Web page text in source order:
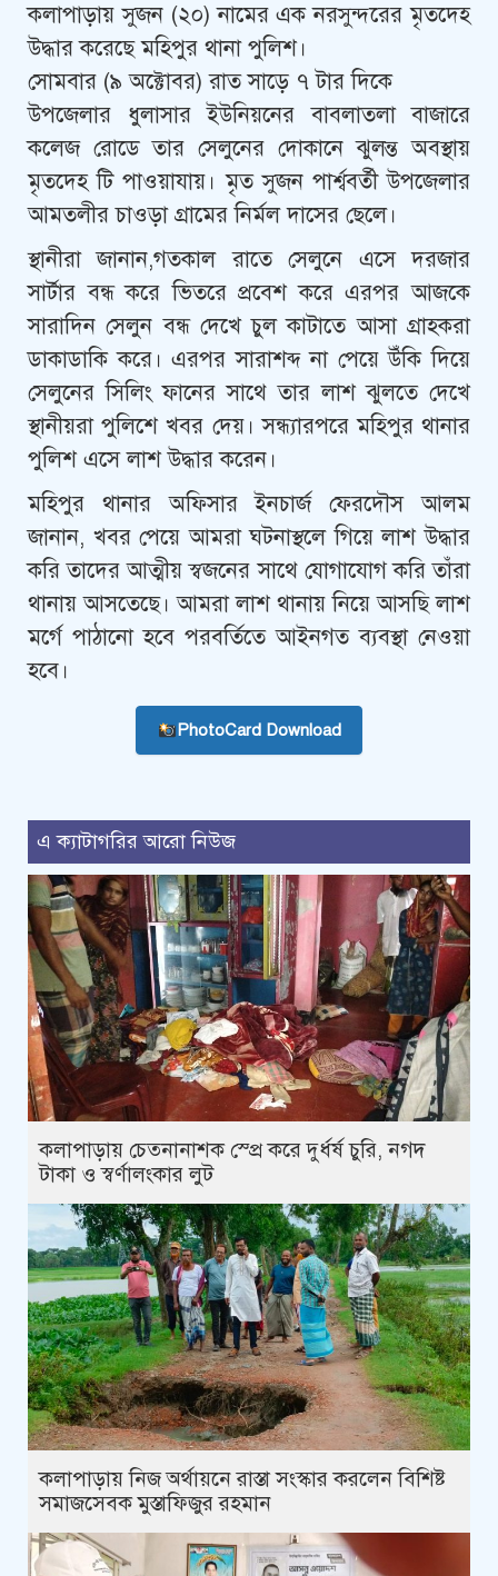
কলাপাড়ায় সুজন (২০) নামের এক নরসুন্দরের মৃতদেহ
উদ্ধার করেছে মহিপুর থানা পুলিশ।
সোমবার (৯ অক্টোবর) রাত সাড়ে ৭ টার দিকে
উপজেলার ধুলাসার ইউনিয়নের বাবলাতলা বাজারে
কলেজ রোডে তার সেলুনের দোকানে ঝুলন্ত অবস্থায়
মৃতদেহ টি পাওয়াযায়। মৃত সুজন পার্শ্ববর্তী উপজেলার
আমতলীর চাওড়া গ্রামের নির্মল দাসের ছেলে।
স্থানীরা জানান,গতকাল রাতে সেলুনে এসে দরজার
সার্টার বন্ধ করে ভিতরে প্রবেশ করে এরপর আজকে
সারাদিন সেলুন বন্ধ দেখে চুল কাটাতে আসা গ্রাহকরা
ডাকাডাকি করে। এরপর সারাশব্দ না পেয়ে উঁকি দিয়ে
সেলুনের সিলিং ফানের সাথে তার লাশ ঝুলতে দেখে
স্থানীয়রা পুলিশে খবর দেয়। সন্ধ্যারপরে মহিপুর থানার
পুলিশ এসে লাশ উদ্ধার করেন।
মহিপুর থানার অফিসার ইনচার্জ ফেরদৌস আলম
জানান, খবর পেয়ে আমরা ঘটনাস্থলে গিয়ে লাশ উদ্ধার
করি তাদের আত্মীয় স্বজনের সাথে যোগাযোগ করি তাঁরা
থানায় আসতেছে। আমরা লাশ থানায় নিয়ে আসছি লাশ
মর্গে পাঠানো হবে পরবর্তিতে আইনগত ব্যবস্থা নেওয়া
হবে।
PhotoCard Download
এ ক্যাটাগরির আরো নিউজ
কলাপাড়ায় চেতনানাশক স্প্রে করে দুর্ধর্ষ চুরি, নগদ
টাকা ও স্বর্ণালংকার লুট
কলাপাড়ায় নিজ অর্থায়নে রাস্তা সংস্কার করলেন বিশিষ্ট
সমাজসেবক মুস্তাফিজুর রহমান